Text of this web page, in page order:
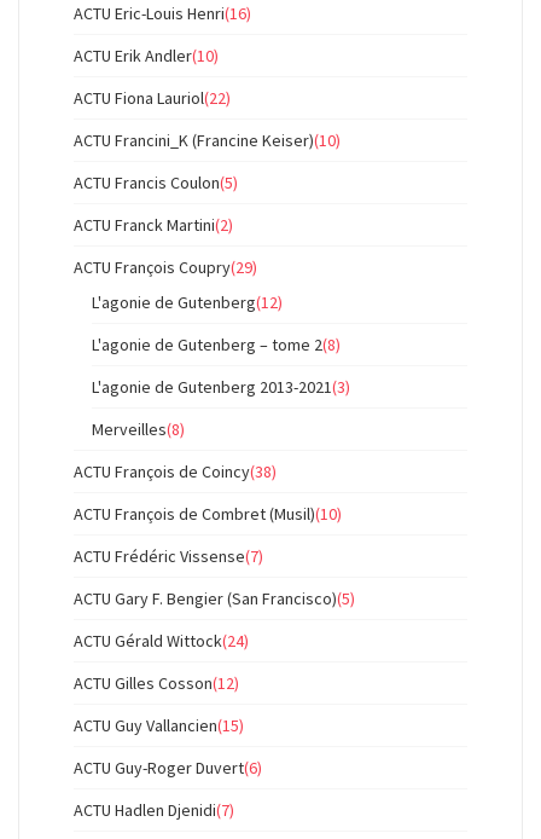
ACTU Eric-Louis Henri(16)
ACTU Erik Andler(10)
ACTU Fiona Lauriol(22)
ACTU Francini_K (Francine Keiser)(10)
ACTU Francis Coulon(5)
ACTU Franck Martini(2)
ACTU François Coupry(29)
L'agonie de Gutenberg(12)
L'agonie de Gutenberg – tome 2(8)
L'agonie de Gutenberg 2013-2021(3)
Merveilles(8)
ACTU François de Coincy(38)
ACTU François de Combret (Musil)(10)
ACTU Frédéric Vissense(7)
ACTU Gary F. Bengier (San Francisco)(5)
ACTU Gérald Wittock(24)
ACTU Gilles Cosson(12)
ACTU Guy Vallancien(15)
ACTU Guy-Roger Duvert(6)
ACTU Hadlen Djenidi(7)